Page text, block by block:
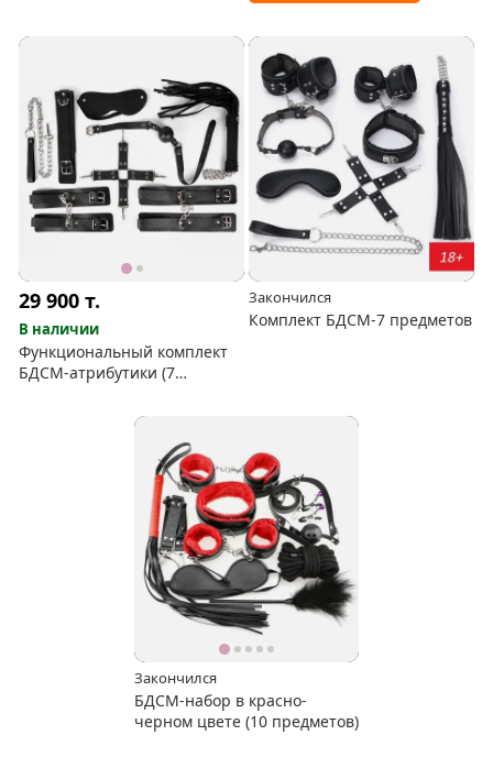
29 900т.
В наличии
Функциональный комплект
БДСМ-атрибутики (7
Закончился
Комплект БДСМ-7 предметов
Закончился
БДСМ-набор в красно-
черном цвете (10 предметов)